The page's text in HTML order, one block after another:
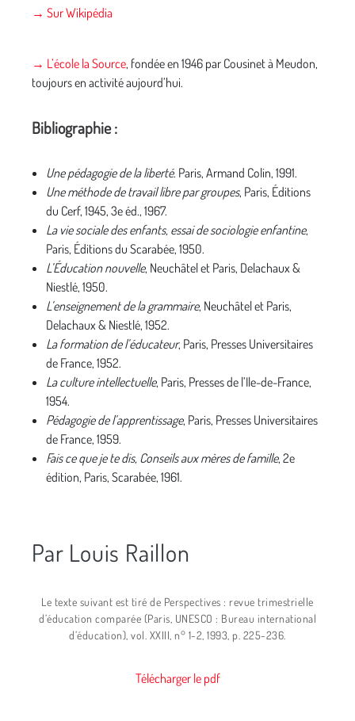
→ Sur Wikipédia
→ L’école la Source, fondée en 1946 par Cousinet à Meudon,
toujours en activité aujourd’hui.
Bibliographie :
Une pédagogie de la liberté. Paris, Armand Colin, 1991.
Une méthode de travail libre par groupes, Paris, Éditions
du Cerf, 1945, 3e éd., 1967.
La vie sociale des enfants, essai de sociologie enfantine,
Paris, Éditions du Scarabée, 1950.
L’Éducation nouvelle, Neuchâtel et Paris, Delachaux &
Niestlé, 1950.
L’enseignement de la grammaire, Neuchâtel et Paris,
Delachaux & Niestlé, 1952.
La formation de l’éducateur, Paris, Presses Universitaires
de France, 1952.
La culture intellectuelle, Paris, Presses de l’Ile-de-France,
1954.
Pédagogie de l’apprentissage, Paris, Presses Universitaires
de France, 1959.
Fais ce que je te dis, Conseils aux mères de famille, 2e
édition, Paris, Scarabée, 1961.
Par Louis Raillon
Le texte suivant est tiré de Perspectives : revue trimestrielle
d’éducation comparée (Paris, UNESCO : Bureau international
d’éducation), vol. XXIII, n° 1-2, 1993, p. 225-236.
Télécharger le pdf